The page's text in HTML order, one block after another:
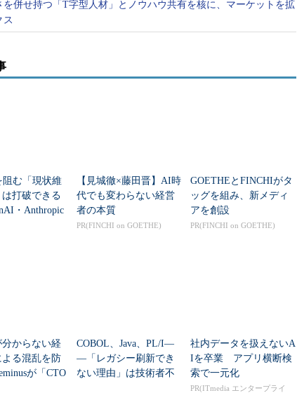
いというニーズは、どの業界、どの会社にもありま
ようとすると、既存のリソースだけではITの部分が弱く
、社内にITエンジニアがいないため、自社で対応するこ
併せ持つ「T字型人材」とノウハウ共有を核に、マーケットを拡
む「現状維
打破できる
・Anthropic
【見城徹×藤田晋】AI時
代でも変わらない経営
者の本質
PR(FINCHI on GOETHE)
GOETHEとFINCHIがタ
ッグを組み、新メディ
アを創設
PR(FINCHI on GOETHE)
分からない経
る混乱を防
が「CTO
COBOL、Java、PL/I―
―「レガシー刷新でき
ない理由」は技術者不
社内データを扱えないA
Iを卒業 アプリ横断検
索で一元化
PR(ITmedia エンタープライ